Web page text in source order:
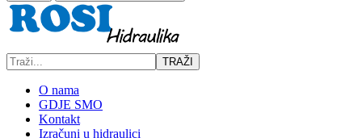
TRAŽI
O nama
GDJE SMO
Kontakt
Izračuni u hidraulici